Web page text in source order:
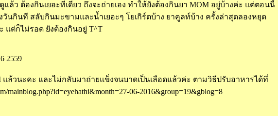
ล้ว ต้องกินเยอะทีเดียว ถึงจะถ่ายเอง ทำให้ยังต้องกินยา MOM อยู่บ้างค่ะ แต่ตอนนี้
นกินที สลับกินมะขามและน้ำเยอะๆ โยเกิร์ตบ้าง ยาคูลท์บ้าง ครั้งล่าสุดลองหยุด
แต่ก็ไม่รอด ยังต้องกินอยู่ T^T
2559
แล้วนะคะ และไม่กลับมาถ่ายแข็งจนบาดเป็นเลือดแล้วค่ะ ตามวิธีปรับอาหารได้ที่
mainblog.php?id=eyehathi&month=27-06-2016&group=19&gblog=8